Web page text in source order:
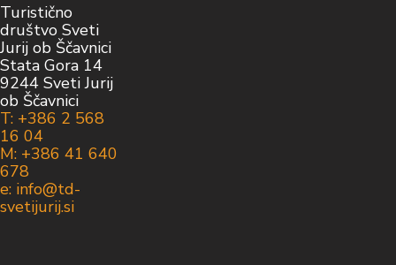
Turistično
društvo Sveti
Jurij ob Ščavnici
Stata Gora 14
9244 Sveti Jurij
ob Ščavnici
T: +386 2 568
16 04
M: +386 41 640
678
e: info@td-
svetijurij.si